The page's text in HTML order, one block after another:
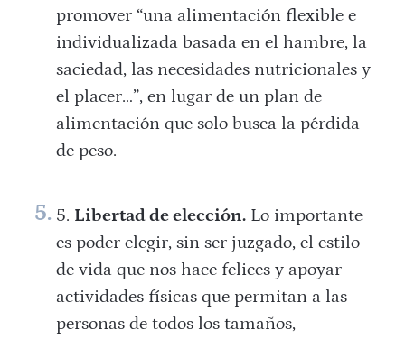
promover “una alimentación flexible e
individualizada basada en el hambre, la
saciedad, las necesidades nutricionales y
el placer…”, en lugar de un plan de
alimentación que solo busca la pérdida
de peso.
Libertad de elección.Lo importante
es poder elegir, sin ser juzgado, el estilo
de vida que nos hace felices y apoyar
actividades físicas que permitan a las
personas de todos los tamaños,